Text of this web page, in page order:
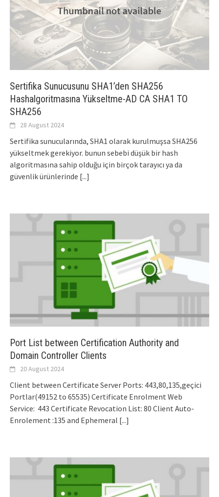
Sertifika Sunucusunu SHA1’den SHA256
Hashalgoritmasına Yükseltme-AD CA SHA1 TO
SHA256
28 August 2024
Sertifika sunucularında, SHA1 olarak kurulmuşsa SHA256
yükseltmek gerekiyor. bunun sebebi düşük bir hash
algoritmasına sahip olduğu için birçok tarayıcı ya da
güvenlik ürünlerinde [...]
Port List between Certification Authority and
Domain Controller Clients
20 August 2024
Client between Certificate Server Ports: 443,80,135,geçici
Portlar(49152 to 65535) Certificate Enrolment Web
Service: 443 Certificate Revocation List: 80 Client Auto-
Enrolement :135 and Ephemeral [...]